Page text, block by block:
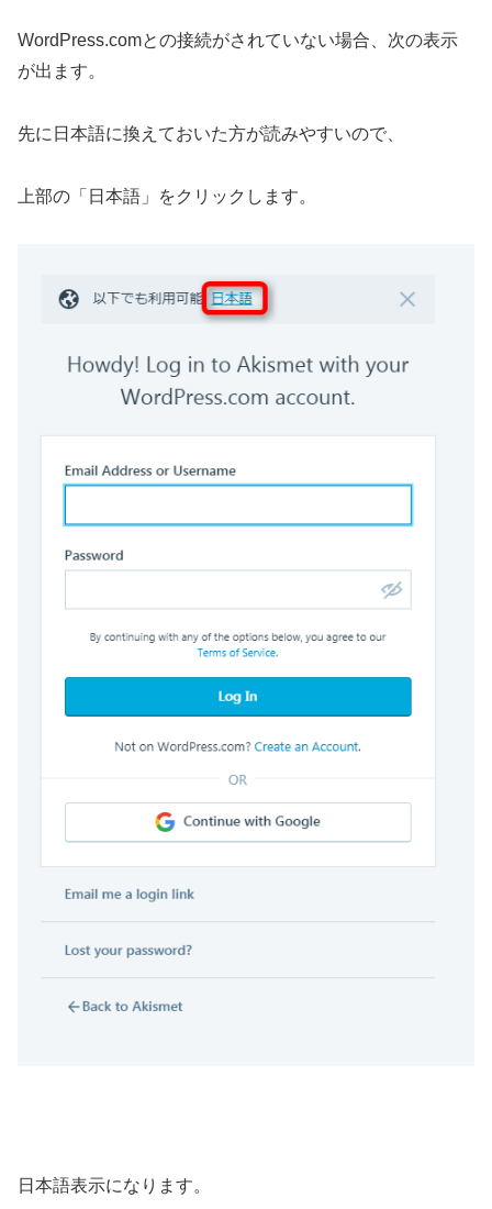
WordPress.comとの接続がされていない場合、次の表示
が出ます。
先に日本語に換えておいた方が読みやすいので、
上部の「日本語」をクリックします。
日本語表示になります。